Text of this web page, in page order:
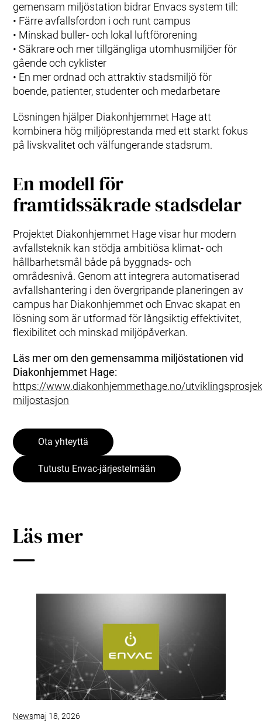
gemensam miljöstation bidrar Envacs system till:
• Färre avfallsfordon i och runt campus
• Minskad buller- och lokal luftförorening
• Säkrare och mer tillgängliga utomhusmiljöer för
gående och cyklister
• En mer ordnad och attraktiv stadsmiljö för
boende, patienter, studenter och medarbetare
Lösningen hjälper Diakonhjemmet Hage att
kombinera hög miljöprestanda med ett starkt fokus
på livskvalitet och välfungerande stadsrum.
En modell för
framtidssäkrade stadsdelar
Projektet Diakonhjemmet Hage visar hur modern
avfallsteknik kan stödja ambitiösa klimat- och
hållbarhetsmål både på byggnads- och
områdesnivå. Genom att integrera automatiserad
avfallshantering i den övergripande planeringen av
campus har Diakonhjemmet och Envac skapat en
lösning som är utformad för långsiktig effektivitet,
flexibilitet och minskad miljöpåverkan.
Läs mer om den gemensamma miljöstationen vid
Diakonhjemmet Hage:
https://www.diakonhjemmethage.no/
miljostasjon
Ota yhteyttä
Tutustu Envac-järjestelmään
Läs mer
Newsmaj 18, 2026